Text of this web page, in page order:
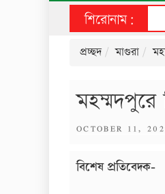
শিরোনাম:
প্রচ্ছদ মাগুরা
POSTED
OCTOBER 11,
বিশেষ প্রতিবেদক-